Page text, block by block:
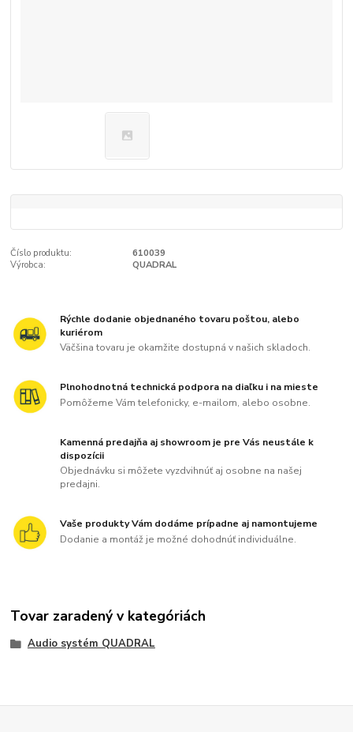
Číslo produktu:
610039
Výrobca:
QUADRAL
Rýchle dodanie objednaného tovaru poštou, alebo
kuriérom
Väčšina tovaru je okamžite dostupná v našich skladoch.
Plnohodnotná technická podpora na diaľku i na mieste
Pomôžeme Vám telefonicky, e-mailom, alebo osobne.
Kamenná predajňa aj showroom je pre Vás neustále k
dispozícii
Objednávku si môžete vyzdvihnúť aj osobne na našej
predajni.
Vaše produkty Vám dodáme prípadne aj namontujeme
Dodanie a montáž je možné dohodnúť individuálne.
Tovar zaradený v kategóriách
Audio systém QUADRAL